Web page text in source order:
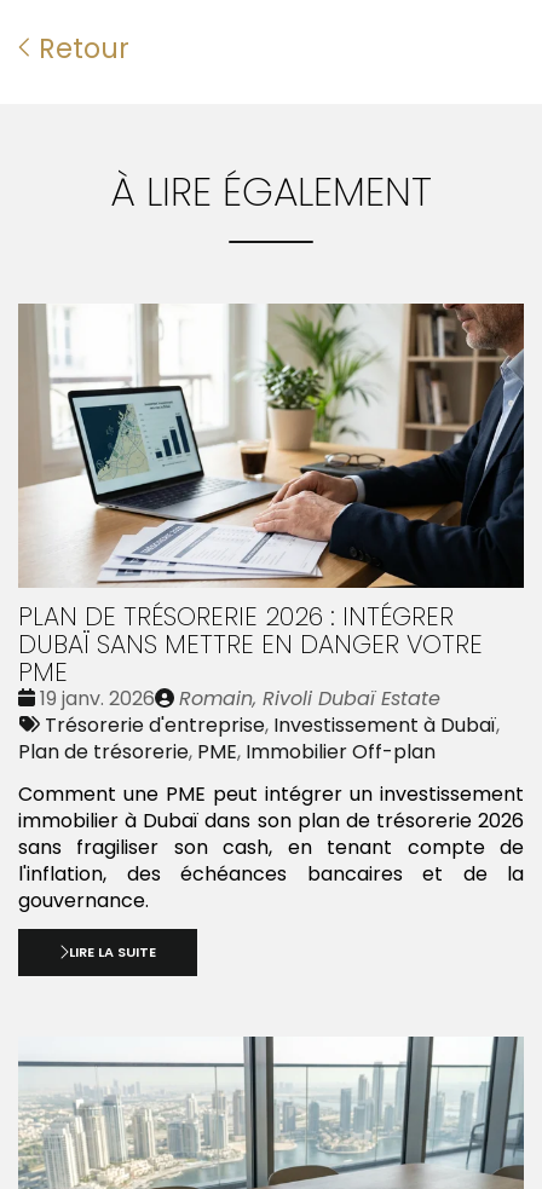
Retour
À LIRE ÉGALEMENT
PLAN DE TRÉSORERIE 2026 : INTÉGRER
DUBAÏ SANS METTRE EN DANGER VOTRE
PME
Date
:
19 janv. 2026
Publié
par
Romain, Rivoli Dubaï Estate
Tags
:
Trésorerie d'entreprise, Investissement à Dubaï,
Plan de trésorerie, PME, Immobilier Off-plan
Comment une PME peut intégrer un investissement
immobilier à Dubaï dans son plan de trésorerie 2026
sans fragiliser son cash, en tenant compte de
l'inflation, des échéances bancaires et de la
gouvernance.
LIRE LA SUITE